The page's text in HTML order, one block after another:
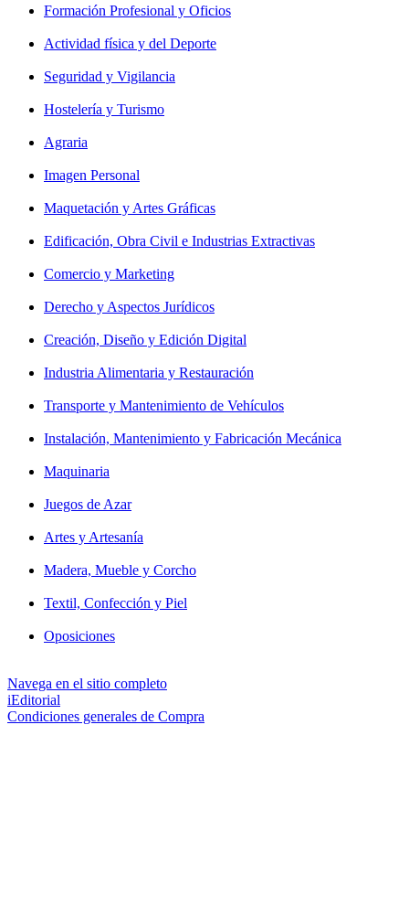
Formación Profesional y Oficios
Actividad física y del Deporte
Seguridad y Vigilancia
Hostelería y Turismo
Agraria
Imagen Personal
Maquetación y Artes Gráficas
Edificación, Obra Civil e Industrias Extractivas
Comercio y Marketing
Derecho y Aspectos Jurídicos
Creación, Diseño y Edición Digital
Industria Alimentaria y Restauración
Transporte y Mantenimiento de Vehículos
Instalación, Mantenimiento y Fabricación Mecánica
Maquinaria
Juegos de Azar
Artes y Artesanía
Madera, Mueble y Corcho
Textil, Confección y Piel
Oposiciones
Navega en el sitio completo
iEditorial
Condiciones generales de Compra